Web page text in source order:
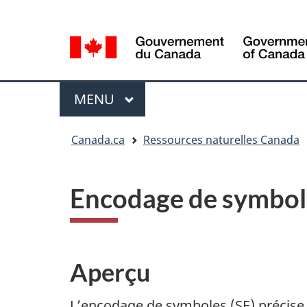
de
la
langue
selection
Menu
MENU PRINCIPAL
Canada.ca Ressources naturelles Canada
Encodage de
Aperçu